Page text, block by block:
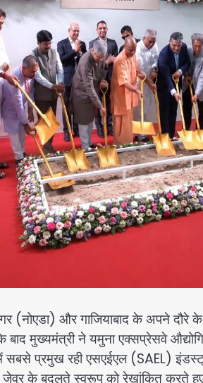
(नोएडा) और गाजियाबाद के अपने दौरे के
मुख्यमंत्री ने यमुना एक्सप्रेसवे
सबसे प्रमुख रही एसएईएल (SAEL)
के बदलते स्वरूप को रेखांकित करते हुए